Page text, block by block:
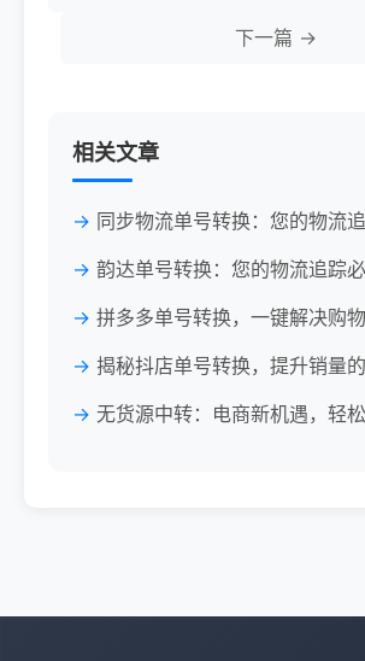
下一篇 →
相关文章
同步物流单号转换：您的物流
韵达单号转换：您的物流追踪
拼多多单号转换，一键解决购
揭秘抖店单号转换，提升销量的
无货源中转：电商新机遇，轻